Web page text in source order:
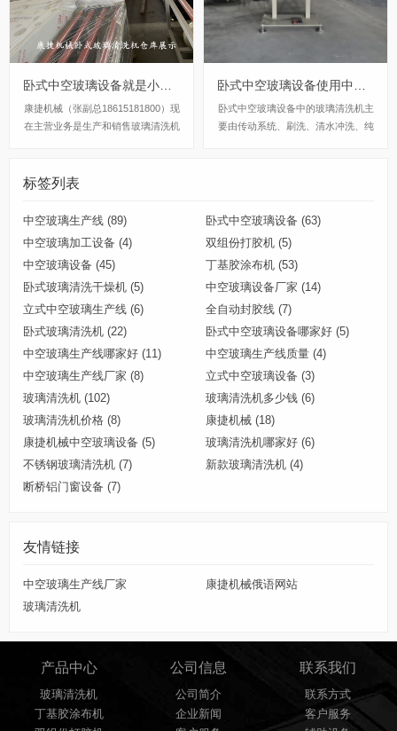
卧式中空玻璃设备就是小型中空玻璃生产线
康捷机械（张副总18615181800）现
在主营业务是生产和销售玻璃清洗机
售后服务到位，在中空玻璃设备市场
卧式中空玻璃设备使用中有哪些注意事项
卧式中空玻璃设备中的玻璃清洗机主
要由传动系统、刷洗、清水冲洗、纯
海绵辊是否浸泡完全，毛刷是否干净
标签列表
中空玻璃生产线 (89) 卧式中空玻璃设备 (63)
中空玻璃加工设备 (4) 双组份打胶机(5)
中空玻璃设备 (45) 丁基胶涂布机(53)
卧式玻璃清洗干燥机 (5) 中空玻璃设备厂家 (14)
立式中空玻璃生产线 (6) 全自动封胶线(7)
卧式玻璃清洗机 (22) 卧式中空玻璃设备哪家好(5)
中空玻璃生产线哪家好 (11) 中空玻璃生产线质量(4)
中空玻璃生产线厂家 (8) 立式中空玻璃设备 (3)
玻璃清洗机 (102) 玻璃清洗机多少钱(6)
玻璃清洗机价格 (8) 康捷机械(18)
康捷机械中空玻璃设备 (5) 玻璃清洗机哪家好(6)
不锈钢玻璃清洗机 (7) 新款玻璃清洗机(4)
断桥铝门窗设备 (7)
友情链接
中空玻璃生产线厂家
康捷机械俄语网站
玻璃清洗机
产品中心
玻璃清洗机
丁基胶涂布机
公司信息
公司简介
企业新闻
联系我们
联系方式
客户服务